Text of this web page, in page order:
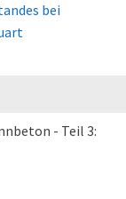
bei
- Teil 3: